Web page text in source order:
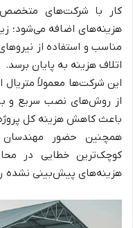
کار با شرکت‌های
هزینه‌های اضافه می‌شود؛
مناسب و استفاده از
اتلاف هزینه به پایان برسد.
این شرکت‌ها معمولاً متریال
از روش‌های نصب سریع و
باعث کاهش هزینه کل
همچنین حضور
کوچک‌ترین خطایی در
هزینه‌های پیش‌بینی نشده